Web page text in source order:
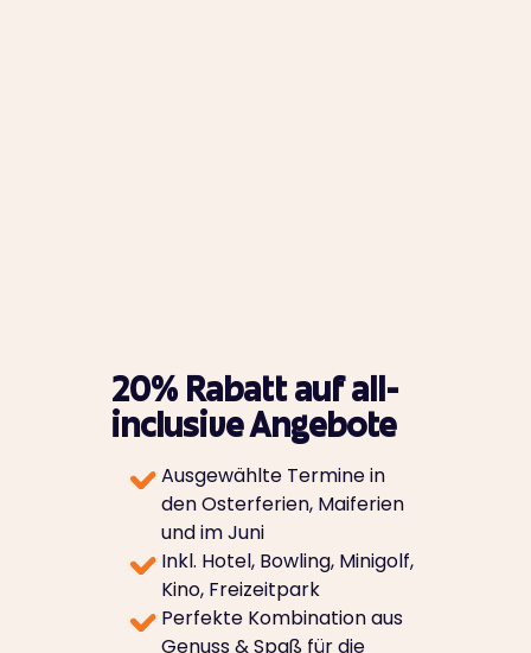
20% Rabatt auf all-
inclusive Angebote
Ausgewählte Termine in
den Osterferien, Maiferien
und im Juni
Inkl. Hotel, Bowling, Minigolf,
Kino, Freizeitpark
Perfekte Kombination aus
Genuss & Spaß für die